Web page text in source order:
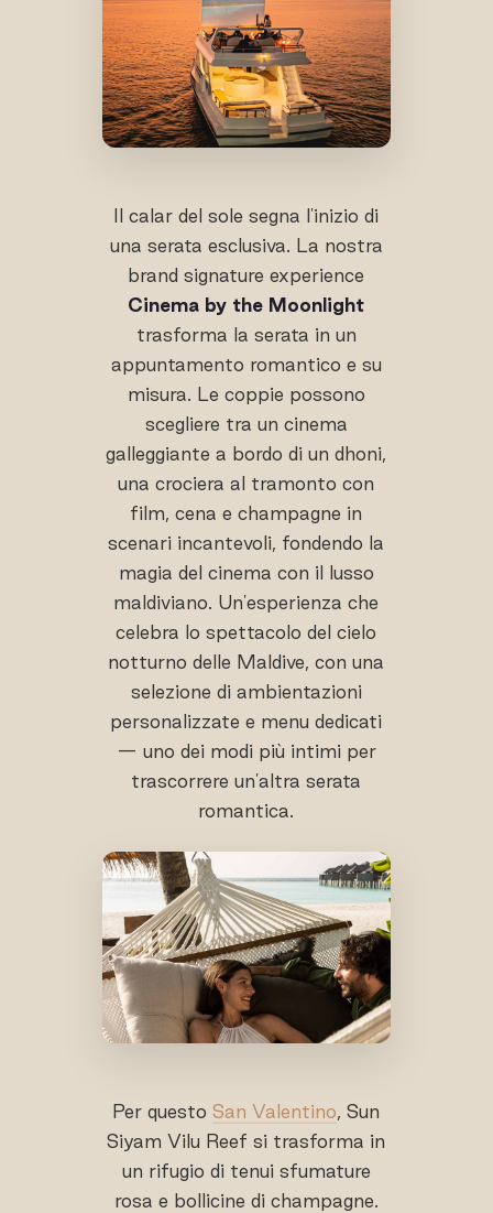
Il calar del sole segna l'inizio di
una serata esclusiva. La nostra
brand signature experience
Cinema by the Moonlight
trasforma la serata in un
appuntamento romantico e su
misura. Le coppie possono
scegliere tra un cinema
galleggiante a bordo di un dhoni,
una crociera al tramonto con
film, cena e champagne in
scenari incantevoli, fondendo la
magia del cinema con il lusso
maldiviano. Un'esperienza che
celebra lo spettacolo del cielo
notturno delle Maldive, con una
selezione di ambientazioni
personalizzate e menu dedicati
— uno dei modi più intimi per
trascorrere un'altra serata
romantica.
Per questoSan Valentino, Sun
Siyam Vilu Reef si trasforma in
un rifugio di tenui sfumature
rosa e bollicine di champagne.